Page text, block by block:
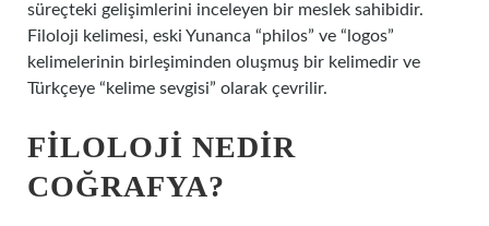
süreçteki gelişimlerini inceleyen bir meslek sahibidir.
Filoloji kelimesi, eski Yunanca “philos” ve “logos”
kelimelerinin birleşiminden oluşmuş bir kelimedir ve
Türkçeye “kelime sevgisi” olarak çevrilir.
FILOLOJI NEDIR
COĞRAFYA?